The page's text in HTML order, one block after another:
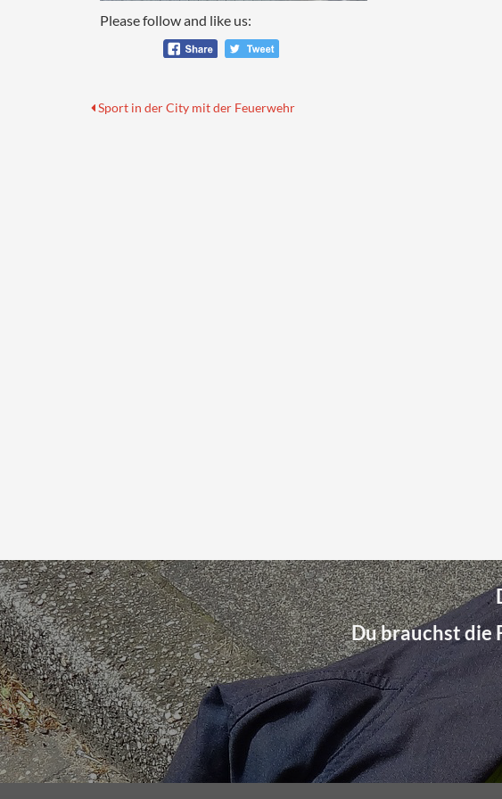
Please follow and like us:
Beitragsnavigation
Previous
Sport in der City mit der Feuerwehr
Du brauchst die